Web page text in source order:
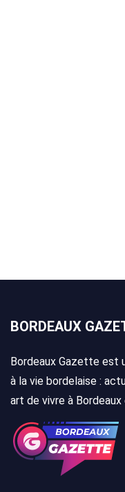
BORDEAUX
Bordeaux Gazette est
à la vie bordelaise :
art de vivre à Bordeaux